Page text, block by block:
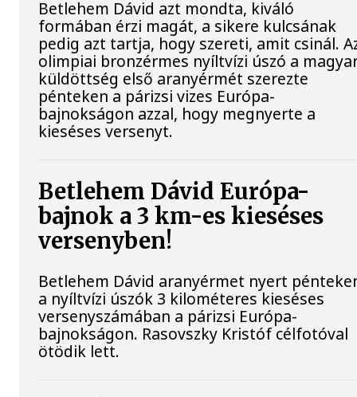
Betlehem Dávid azt mondta, kiváló
formában érzi magát, a sikere kulcsának
pedig azt tartja, hogy szereti, amit csinál.
olimpiai bronzérmes nyíltvízi úszó a
küldöttség első aranyérmét szerezte
pénteken a párizsi vizes Európa-
bajnokságon azzal, hogy megnyerte a
kieséses versenyt.
Betlehem Dávid Európa-
bajnok a 3 km-es kieséses
versenyben!
Betlehem Dávid aranyérmet nyert
a nyíltvízi úszók 3 kilométeres kieséses
versenyszámában a párizsi Európa-
bajnokságon. Rasovszky Kristóf célfotóval
ötödik lett.